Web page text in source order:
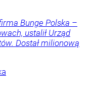
Bunge Polska –
ustalił Urząd
Dostał milionową